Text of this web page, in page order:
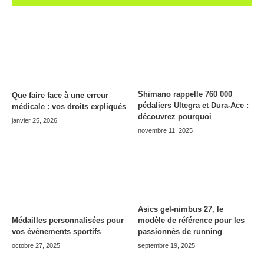
Que faire face à une erreur
médicale : vos droits expliqués
janvier 25, 2026
Shimano rappelle 760 000
pédaliers Ultegra et Dura-Ace :
découvrez pourquoi
novembre 11, 2025
Médailles personnalisées pour
vos événements sportifs
octobre 27, 2025
Asics gel-nimbus 27, le
modèle de référence pour les
passionnés de running
septembre 19, 2025